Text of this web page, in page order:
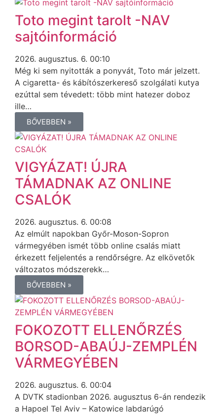
Toto megint tarolt -NAV
sajtóinformáció
2026. augusztus. 6. 00:10
Még ki sem nyitották a ponyvát, Toto már jelzett.
A cigaretta- és kábítószerkereső szolgálati kutya
ezúttal sem tévedett: több mint hatezer doboz
ille…
BŐVEBBEN »
VIGYÁZAT! ÚJRA
TÁMADNAK AZ ONLINE
CSALÓK
2026. augusztus. 6. 00:08
Az elmúlt napokban Győr-Moson-Sopron
vármegyében ismét több online csalás miatt
érkezett feljelentés a rendőrségre. Az elkövetők
változatos módszerekk…
BŐVEBBEN »
FOKOZOTT ELLENŐRZÉS
BORSOD-ABAÚJ-ZEMPLÉN
VÁRMEGYÉBEN
2026. augusztus. 6. 00:04
A DVTK stadionban 2026. augusztus 6-án rendezik
a Hapoel Tel Aviv – Katowice labdarúgó